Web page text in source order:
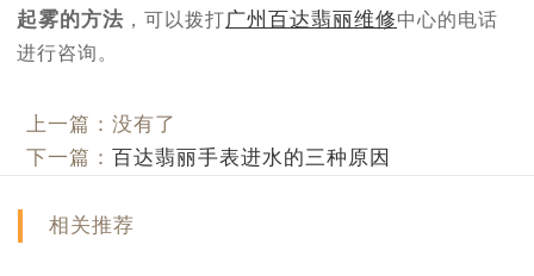
起雾的方法 ，可以拨打广州百达翡丽维修中心的电话
进行咨询。
上一篇：没有了
下一篇：百达翡丽手表进水的三种原因
相关推荐